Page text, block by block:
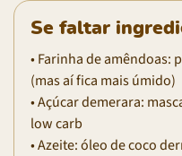
Se faltar
• Farinha de amêndoas:
(mas aí fica mais úmido)
• Açúcar demerara:
low carb
• Azeite: óleo de coco